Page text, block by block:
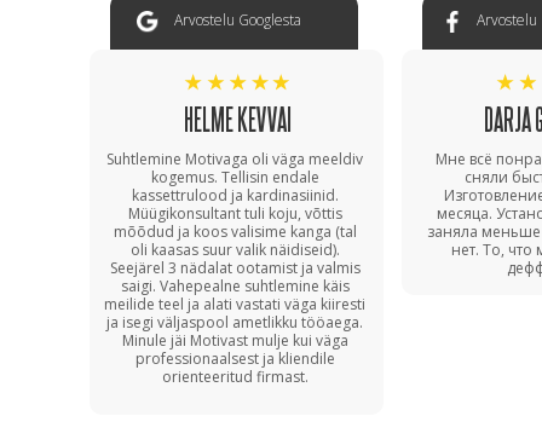
Arvostelu Googlesta
HELME KEVVAI
Suhtlemine Motivaga oli väga meeldiv
kogemus. Tellisin endale
kassettrulood ja kardinasiinid.
Müügikonsultant tuli koju, võttis
mõõdud ja koos valisime kanga (tal
oli kaasas suur valik näidiseid).
Seejärel 3 nädalat ootamist ja valmis
saigi. Vahepealne suhtlemine käis
meilide teel ja alati vastati väga kiiresti
ja isegi väljaspool ametlikku tööaega.
Minule jäi Motivast mulje kui väga
professionaalsest ja kliendile
orienteeritud firmast.
Arvostelu
DARJA
Мне всё
сняли
месяца.
заняла
нет. То, что